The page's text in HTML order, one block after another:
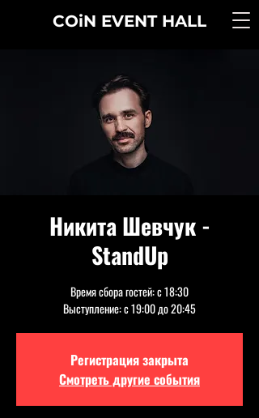
COiN EVENT HALL
Никита Шевчук -
StandUp
Время сбора гостей: с 18:30
Выступление: с 19:00 до 20:45
Регистрация закрыта
Смотреть другие события